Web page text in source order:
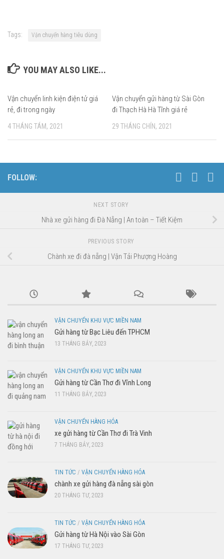
Tags: Vận chuyển hàng tiêu dùng
YOU MAY ALSO LIKE...
Vận chuyển linh kiện điện tử giá
rẻ, đi trong ngày
4 THÁNG TÁM, 2021
Vận chuyển gửi hàng từ Sài Gòn
đi Thạch Hà Hà Tĩnh giá rẻ
29 THÁNG CHÍN, 2021
FOLLOW:
NEXT STORY
Nhà xe gửi hàng đi Đà Nẵng | An toàn – Tiết Kiệm
PREVIOUS STORY
Chành xe đi đà nẵng | Vận Tải Phượng Hoàng
VẬN CHUYỂN KHU VỰC MIỀN NAM
Gửi hàng từ Bạc Liêu đến TPHCM
13 THÁNG BẢY, 2023
VẬN CHUYỂN KHU VỰC MIỀN NAM
Gửi hàng từ Cần Thơ đi Vĩnh Long
11 THÁNG BẢY, 2023
VẬN CHUYỂN HÀNG HÓA
xe gửi hàng từ Cần Thơ đi Trà Vinh
7 THÁNG BẢY, 2023
TIN TỨC / VẬN CHUYỂN HÀNG HÓA
chành xe gửi hàng đà nẵng sài gòn
20 THÁNG TƯ, 2023
TIN TỨC / VẬN CHUYỂN HÀNG HÓA
Gửi hàng từ Hà Nội vào Sài Gòn
17 THÁNG TƯ, 2023